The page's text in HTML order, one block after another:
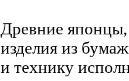
Древние японцы,
изделия из
и технику